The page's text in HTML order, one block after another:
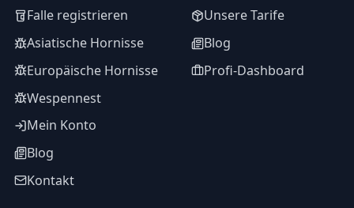
Falle registrieren
Asiatische Hornisse
Europäische Hornisse
Wespennest
Mein Konto
Blog
Kontakt
Unsere Tarife
Blog
Profi-Dashboard